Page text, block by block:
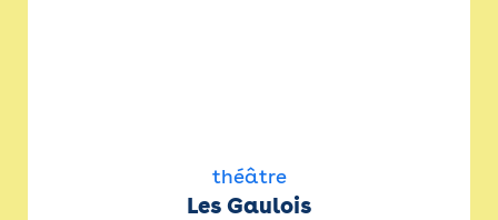
théâtre
Les Gaulois